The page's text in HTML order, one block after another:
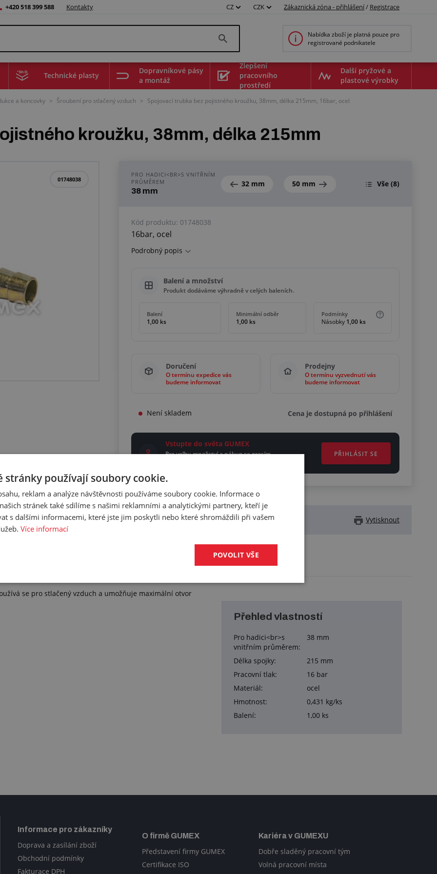
+420 518 399 588 Kontakty CZ CZK Zákaznická zóna - přihlášení/ Registrace
Nabídka zboží je platná pouze pro
registrované podnikatele
Technické plasty
Dopravníkové pásy
a montáž
Zlepšení
pracovního
prostředí
Další pryžové a
plastové výrobky
a koncovky > Šroubení pro stlačený vzduch > Spojovací trubka bez pojistného kroužku, 38mm, délka 215mm, 16bar, ocel
kroužku, 38mm, délka 215mm
01748038
PRO HADICI<BR>S VNITŘNÍM
PRŮMĚREM
38 mm
32 mm 50 mm Vše (8)
Kód produktu: 01748038
16bar, ocel
Podrobný popis
Balení a množství
Produkt dodáváme výhradně v celých baleních.
Balení
1,00 ks
Minimální odběr
1,00 ks
Podmínky
Násobky 1,00 ks
Doručení
O termínu expedice vás
budeme informovat
Prodejny
O termínu vyzvednutí vás
budeme informovat
Není skladem Cena je dostupná po přihlášení
Vstupte do světa GUMEX
Pro volbu množství a nákup se prosím
PŘIHLÁSIT SE
Vytisknout
VZDUCH
se pro stlačený vzduch a umožňuje maximální otvor
Přehled vlastností
Pro hadici<br>s
vnitřním průměrem:
38 mm
Délka spojky:
215 mm
Pracovní tlak:
16 bar
Materiál:
ocel
Hmotnost:
0,431 kg/ks
Balení:
1,00 ks
Informace pro zákazníky
Doprava a zasílání zboží
Obchodní podmínky
Fakturace DPH
O firmě GUMEX
Představení firmy GUMEX
Certifikace ISO
Kariéra v GUMEXU
Dobře sladěný pracovní tým
Volná pracovní místa
stránky používají soubory cookie.
reklam a analýze návštěvnosti používáme soubory cookie. Informace o
stránek také sdílíme s našimi reklamními a analytickými partnery, kteří je
s dalšími informacemi, které jste jim poskytli nebo které shromáždili při vašem
Více informací
POVOLIT VŠE